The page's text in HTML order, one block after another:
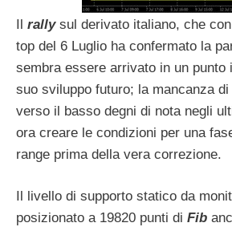
Il rally sul derivato italiano, che
top del 6 Luglio ha confermato la
sembra essere arrivato in un punto
suo sviluppo futuro; la mancanza
verso il basso degni di nota negli
ora creare le condizioni per una
range prima della vera correzione.
Il livello di supporto statico da
posizionato a 19820 punti di Fib